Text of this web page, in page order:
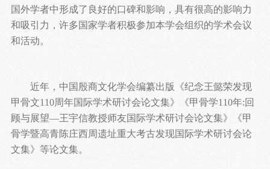
国外学者中形成了良好的口碑和影响，具有很高的影响力
和吸引力，许多国家学者积极参加本学会组织的学术会议
和活动。
近年，中国殷商文化学会编纂出版《纪念王懿荣发现
甲骨文110周年国际学术研讨会论文集》《甲骨学110年:回
顾与展望—王宇信教授师友国际学术研讨会论文集》《甲
骨学暨高青陈庄西周遗址重大考古发现国际学术研讨会论
文集》等论文集。